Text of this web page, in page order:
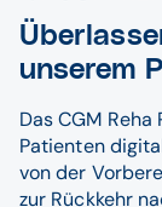
unserem
Das CGM Reha
Patienten
von der
zur Rückkehr